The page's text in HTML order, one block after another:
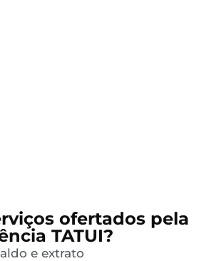
ofertados pela
TATUI?
e extrato